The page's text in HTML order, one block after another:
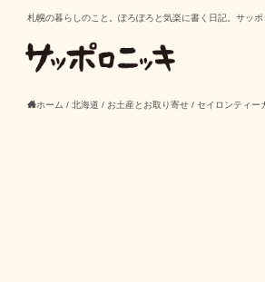
札幌の暮らしのこと。ぽろぽろと気楽に書く日記。サッポ
ホーム / 北海道 / お土産とお取り寄せ / セイロンティー